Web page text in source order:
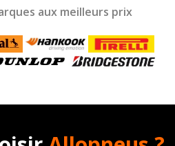
aux meilleurs prix